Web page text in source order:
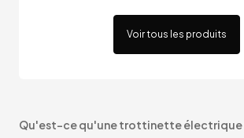
Voir tous les produits
Qu'est-ce qu'une trottinette électrique